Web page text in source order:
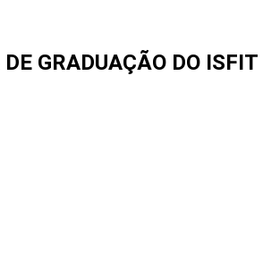
GRADUAÇÃO DO ISFIT